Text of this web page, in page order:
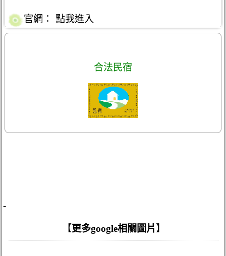
官網： 點我進入
合法民宿
-
【 更多google相關圖片 】